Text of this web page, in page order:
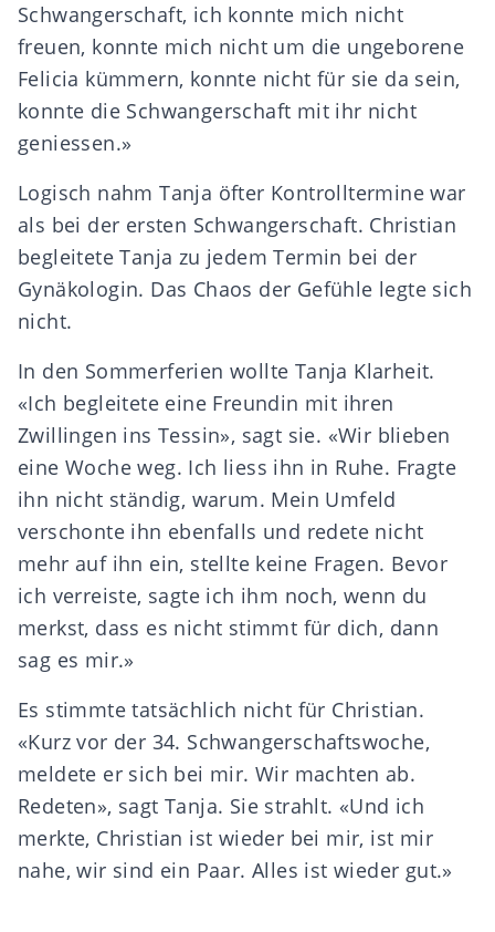
Schwangerschaft, ich konnte mich nicht
freuen, konnte mich nicht um die ungeborene
Felicia kümmern, konnte nicht für sie da sein,
konnte die Schwangerschaft mit ihr nicht
geniessen.»
Logisch nahm Tanja öfter Kontrolltermine war
als bei der ersten Schwangerschaft. Christian
begleitete Tanja zu jedem Termin bei der
Gynäkologin. Das Chaos der Gefühle legte sich
nicht.
In den Sommerferien wollte Tanja Klarheit.
«Ich begleitete eine Freundin mit ihren
Zwillingen ins Tessin», sagt sie. «Wir blieben
eine Woche weg. Ich liess ihn in Ruhe. Fragte
ihn nicht ständig, warum. Mein Umfeld
verschonte ihn ebenfalls und redete nicht
mehr auf ihn ein, stellte keine Fragen. Bevor
ich verreiste, sagte ich ihm noch, wenn du
merkst, dass es nicht stimmt für dich, dann
sag es mir.»
Es stimmte tatsächlich nicht für Christian.
«Kurz vor der 34. Schwangerschaftswoche,
meldete er sich bei mir. Wir machten ab.
Redeten», sagt Tanja. Sie strahlt. «Und ich
merkte, Christian ist wieder bei mir, ist mir
nahe, wir sind ein Paar. Alles ist wieder gut.»